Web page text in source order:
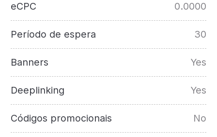
eCPC 0.0000
Período de espera 30
Banners Yes
Deeplinking Yes
Códigos promocionais No